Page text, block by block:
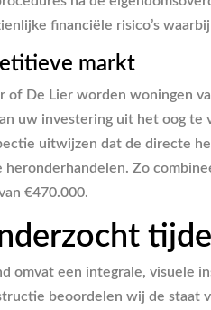
financiële risico’s
markt
of De Lier worden woningen
uw investering uit het oog
uitwijzen dat de directe
Zo
€470.000.
omvat een integrale,
beoordelen wij de staat